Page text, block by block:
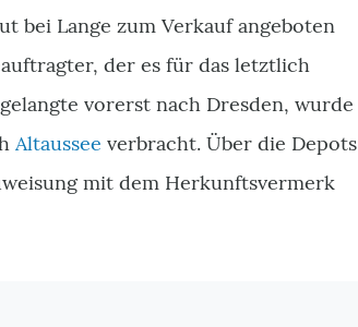
bei Lange zum Verkauf angeboten
der es für das letztlich
vorerst nach Dresden, wurde
Altaussee verbracht. Über die Depots
mit dem Herkunftsvermerk